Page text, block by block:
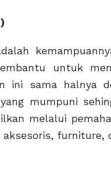
untuk
ini sama halnya
mumpuni
melalui
aksesoris, furniture,